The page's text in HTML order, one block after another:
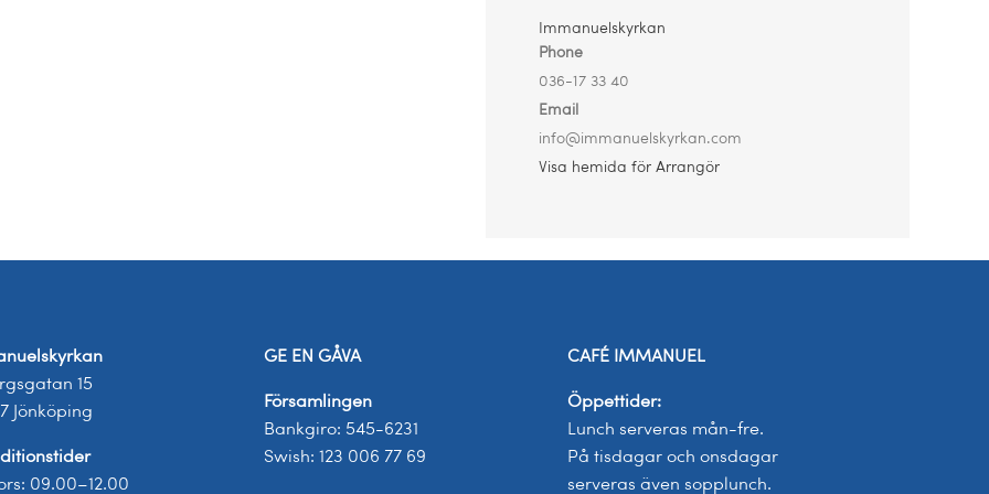
Immanuelskyrkan
Phone
036-17 33 40
Email
info@immanuelskyrkan.com
Visa hemida för Arrangör
15
Jönköping
09.00–12.00
GE EN GÅVA
Församlingen
Bankgiro: 545-6231
Swish: 123 006 77 69
CAFÉ IMMANUEL
Öppettider:
Lunch serveras mån-fre.
På tisdagar och onsdagar
serveras även sopplunch.